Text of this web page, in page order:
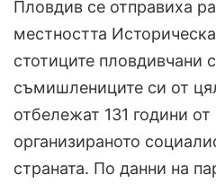
Пловдив се отправиха
местността
стотиците пловдивчани
съмишлениците си от
отбележат 131 години от
организираното
страната. По данни на